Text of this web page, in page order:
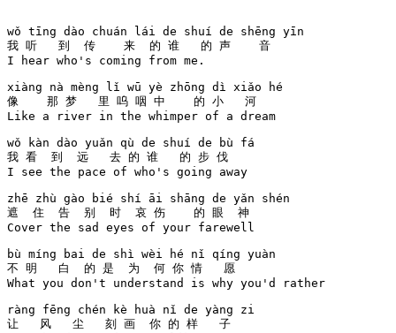
wǒ tīng dào chuán lái de shuí de shēng yīn
我 听   到  传    来  的 谁   的 声    音
I hear who's coming from me.
xiàng nà mèng lǐ wū yè zhōng dì xiǎo hé
像    那 梦   里 呜 咽 中    的 小   河
Like a river in the whimper of a dream
wǒ kàn dào yuǎn qù de shuí de bù fá
我 看  到  远   去 的 谁   的 步 伐
I see the pace of who's going away
zhē zhù gào bié shí āi shāng de yǎn shén
遮  住  告  别  时  哀 伤    的 眼  神
Cover the sad eyes of your farewell
bù míng bai de shì wèi hé nǐ qíng yuàn
不 明   白  的 是  为  何 你 情   愿
What you don't understand is why you'd rather
ràng fēng chén kè huà nǐ de yàng zi
让   风   尘   刻 画  你 的 样   子